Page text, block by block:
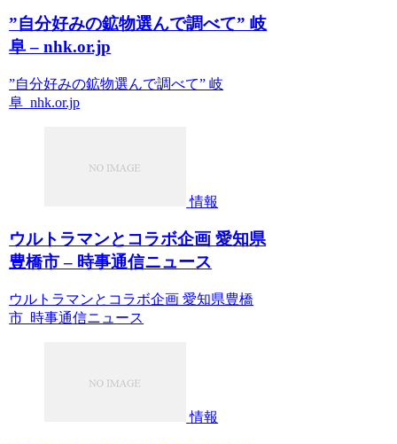
”自分好みの鉱物選んで調べて” 岐
阜 – nhk.or.jp
”自分好みの鉱物選んで調べて” 岐
阜 nhk.or.jp
情報
ウルトラマンとコラボ企画 愛知県
豊橋市 – 時事通信ニュース
ウルトラマンとコラボ企画 愛知県豊橋
市 時事通信ニュース
情報